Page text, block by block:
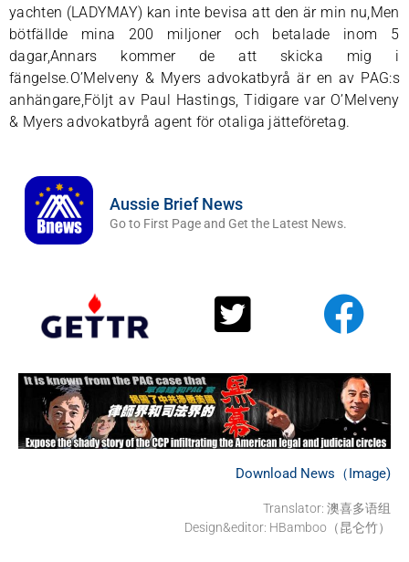
yachten (LADYMAY) kan inte bevisa att den är min nu,Men
bötfällde mina 200 miljoner och betalade inom 5
dagar,Annars kommer de att skicka mig i
fängelse.O’Melveny & Myers advokatbyrå är en av PAG:s
anhängare,Följt av Paul Hastings, Tidigare var O’Melveny
& Myers advokatbyrå agent för otaliga jätteföretag.
Aussie Brief News
Go to First Page and Get the Latest News.
Download News（Image)
Translator: 澳喜多语组
Design&editor: HBamboo（昆仑竹）